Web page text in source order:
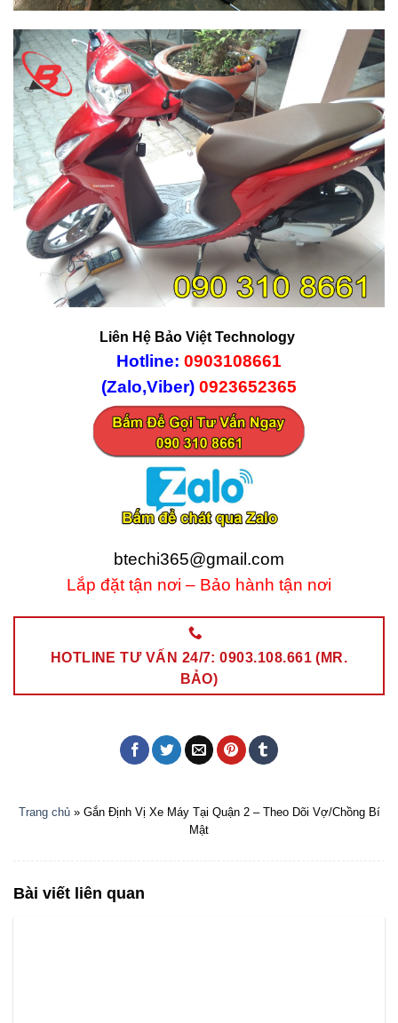
Liên Hệ Bảo Việt Technology
Hotline: 0903108661
(Zalo,Viber) 0923652365
btechi365@gmail.com
Lắp đặt tận nơi – Bảo hành tận nơi
HOTLINE TƯ VẤN 24/7: 0903.108.661 (MR.
BẢO)
Trang chủ» Gắn Định Vị Xe Máy Tại Quận 2 – Theo Dõi Vợ/Chồng Bí
Mật
Bài viết liên quan